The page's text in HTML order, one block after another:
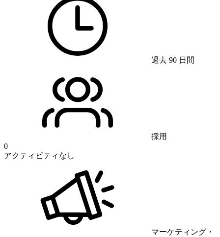
過去 90 日間
採用
0
アクティビティなし
マーケティング・